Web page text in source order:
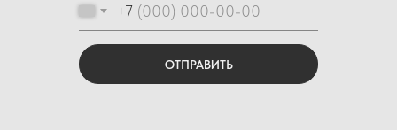
+7
ОТПРАВИТЬ